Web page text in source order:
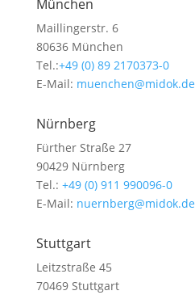
München
Maillingerstr. 6
80636 München
Tel.:+49 (0) 89 2170373-0
E-Mail: muenchen@midok.de
Nürnberg
Fürther Straße 27
90429 Nürnberg
Tel.: +49 (0) 911 990096-0
E-Mail: nuernberg@midok.de
Stuttgart
Leitzstraße 45
70469 Stuttgart